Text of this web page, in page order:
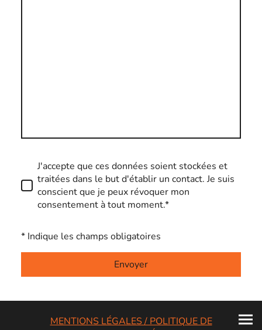
J'accepte que ces données soient stockées et
traitées dans le but d'établir un contact. Je suis
conscient que je peux révoquer mon
consentement à tout moment.*
* Indique les champs obligatoires
Envoyer
MENTIONS LÉGALES / POLITIQUE DE